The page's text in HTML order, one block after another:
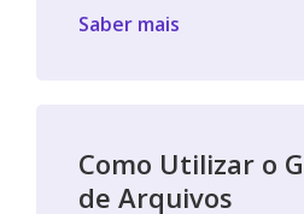
Saber mais
Como Utilizar o
de Arquivos